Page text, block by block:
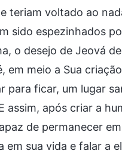
teriam voltado ao
sido espezinhados
o desejo de Jeová
em meio a Sua
para ficar, um lugar
assim, após criar a
de permanecer
em sua vida e falar a